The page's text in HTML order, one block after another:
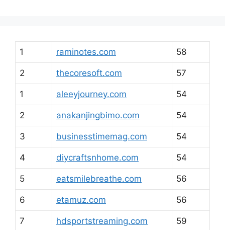
1 raminotes.com 58
2 thecoresoft.com 57
1 aleeyjourney.com 54
2 anakanjingbimo.com 54
3 businesstimemag.com 54
4 diycraftsnhome.com 54
5 eatsmilebreathe.com 56
6 etamuz.com 56
7 hdsportstreaming.com 59